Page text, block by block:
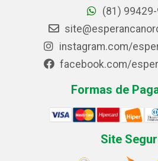
(81)
instagram.com/
facebook.com/
Formas de
Site